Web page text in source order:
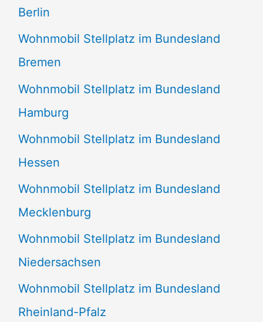
Berlin
Wohnmobil Stellplatz im Bundesland
Bremen
Wohnmobil Stellplatz im Bundesland
Hamburg
Wohnmobil Stellplatz im Bundesland
Hessen
Wohnmobil Stellplatz im Bundesland
Mecklenburg
Wohnmobil Stellplatz im Bundesland
Niedersachsen
Wohnmobil Stellplatz im Bundesland
Rheinland-Pfalz